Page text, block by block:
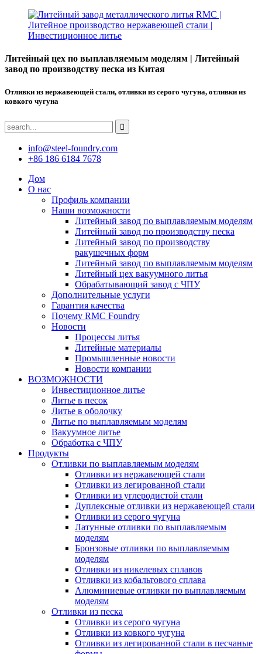
Литейный цех по выплавляемым моделям | Литейный
завод по производству песка из Китая
Отливки из нержавеющей стали, отливки из серого чугуна, отливки из
ковкого чугуна
info@steel-foundry.com
+86 186 6184 7678
Дом
О нас
Профиль компании
Наши возможности
Литейный завод по выплавляемым моделям
Литейный завод по производству песка
Литейный завод по производству
ракушечных форм
Литейный завод по выплавляемым моделям
Литейный цех вакуумного литья
Обрабатывающий завод с ЧПУ
Дополнительные услуги
Гарантия качества
Почему RMC Foundry
Новости
Процессы литья
Литейные материалы
Промышленные новости
Новости компании
ВОЗМОЖНОСТИ
Инвестиционное литье
Литье в песок
Литье в оболочку
Литье по выплавляемым моделям
Вакуумное литье
Обработка с ЧПУ
Продукты
Отливки по выплавляемым моделям
Отливки из нержавеющей стали
Отливки из легированной стали
Отливки из углеродистой стали
Дуплексные отливки из нержавеющей стали
Отливки из серого чугуна
Латунные отливки по выплавляемым
моделям
Бронзовые отливки по выплавляемым
моделям
Отливки из никелевых сплавов
Отливки из кобальтового сплава
Алюминиевые отливки по выплавляемым
моделям
Отливки из песка
Отливки из серого чугуна
Отливки из ковкого чугуна
Отливки из легированной стали в песчаные